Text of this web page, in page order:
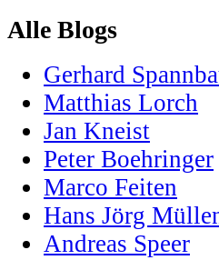
Alle Blogs
Gerhard
Matthias Lorch
Jan Kneist
Peter Boehringer
Marco Feiten
Hans Jörg
Andreas Speer